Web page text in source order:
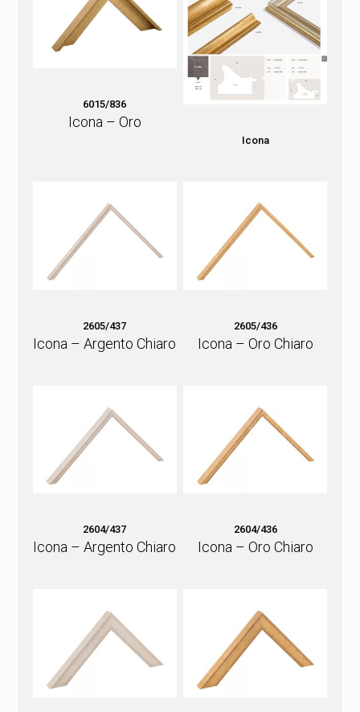
6015/836
Icona – Oro
Icona
2605/437
Icona – Argento Chiaro
2605/436
Icona – Oro Chiaro
2604/437
Icona – Argento Chiaro
2604/436
Icona – Oro Chiaro